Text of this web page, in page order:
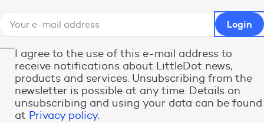
I agree to the use of this e-mail address to
receive notifications about LittleDot news,
products and services. Unsubscribing from the
newsletter is possible at any time. Details on
unsubscribing and using your data can be found
at Privacy policy.